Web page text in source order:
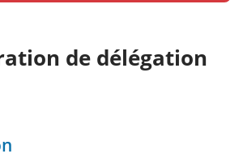
de délégation